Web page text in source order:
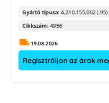
Gyártó típusa:4,210,155,002 (,95)
Cikkszám: 4956
19.08.2026
Regisztráljon az árak